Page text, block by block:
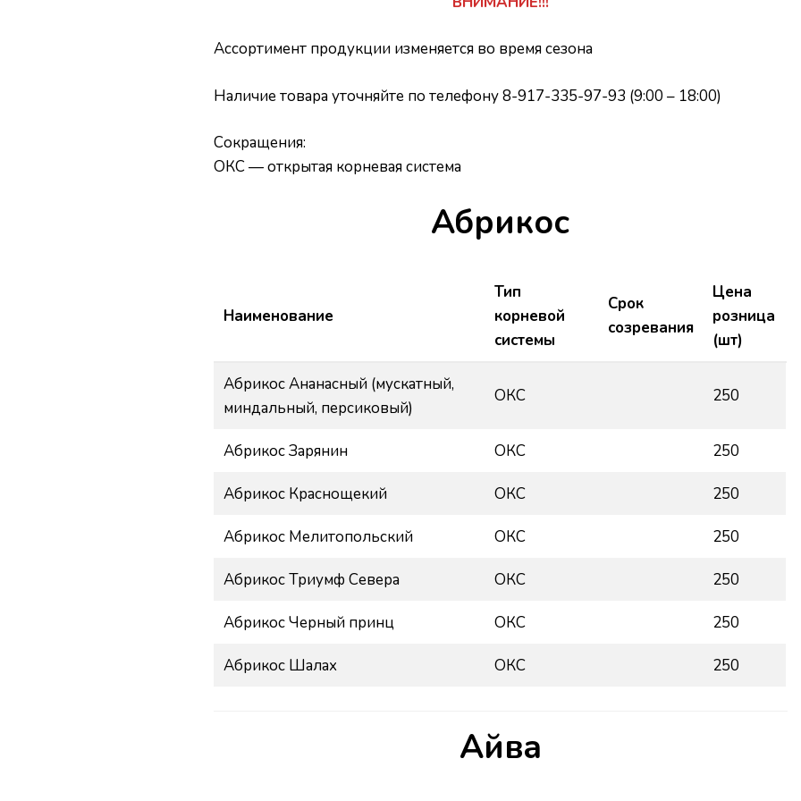
Ассортимент продукции изменяется во время сезона
Наличие товара уточняйте по телефону 8-917-335-97-93 (9:00 – 18:00)
Сокращения:
ОКС — открытая корневая система
Абрикос
Наименование
Тип
корневой
системы
Срок
созревания
Цена
розница
(шт)
Абрикос Ананасный (мускатный,
миндальный, персиковый)
ОКС 250
Абрикос Зарянин ОКС 250
Абрикос Краснощекий ОКС 250
Абрикос Мелитопольский ОКС 250
Абрикос Триумф Севера ОКС 250
Абрикос Черный принц ОКС 250
Абрикос Шалах ОКС 250
Айва